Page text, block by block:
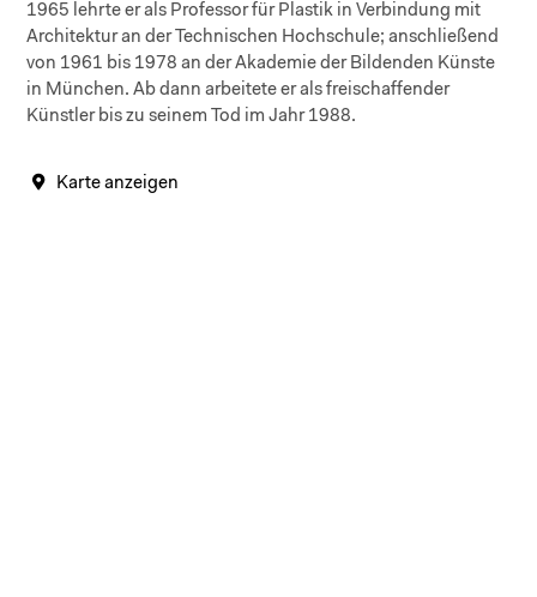
1965 lehrte er als Professor für Plastik in Verbindung mit
Architektur an der Technischen Hochschule; anschließend
von 1961 bis 1978 an der Akademie der Bildenden Künste
in München. Ab dann arbeitete er als freischaffender
Künstler bis zu seinem Tod im Jahr 1988.
Karte anzeigen